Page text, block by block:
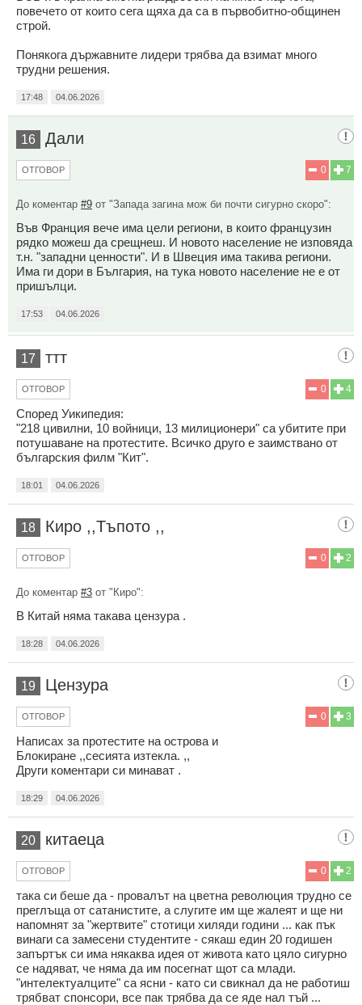
повечето от които сега щяха да са в първобитно-общинен
строй.
Понякога държавните лидери трябва да взимат много
трудни решения.
17:48 04.06.2026
16 Дали
7
0
ОТГОВОР
До коментар #9 от "Запада загина мож би почти сигурно скоро":
Във Франция вече има цели региони, в които французин
рядко можеш да срещнеш. И новото население не изповяда
т.н. "западни ценности". И в Швеция има такива региони.
Има ги дори в България, на тука новото население не е от
пришълци.
17:53 04.06.2026
17 ттт
4
0
ОТГОВОР
Според Уикипедия:
"218 цивилни, 10 войници, 13 милиционери" са убитите при
потушаване на протестите. Всичко друго е заимствано от
българския филм "Кит".
18:01 04.06.2026
18 Киро ,,Тъпото ,,
2
0
ОТГОВОР
До коментар #3 от "Киро":
В Китай няма такава цензура .
18:28 04.06.2026
19 Цензура
3
0
ОТГОВОР
Написах за протестите на острова и
Блокиране ,,сесията изтекла. ,,
Други коментари си минават .
18:29 04.06.2026
20 китаеца
2
0
ОТГОВОР
така си беше да - провалът на цветна революция трудно се
преглъща от сатанистите, а слугите им ще жалеят и ще ни
напомнят за "жертвите" стотици хиляди години ... как пък
винаги са замесени студентите - сякаш един 20 годишен
запъртък си има някаква идея от живота като цяло сигурно
се надяват, че няма да им посегнат щот са млади.
"интелектуалците" са ясни - като си свикнал да не работиш
трябват спонсори, все пак трябва да се яде нал тъй ...